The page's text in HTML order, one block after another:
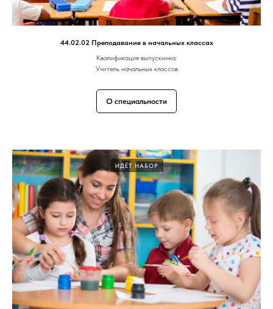
44.02.02 Преподавание в начальных классах
Квалификация выпускника:
Учитель начальных классов
О специальности
ИДЁТ НАБОР